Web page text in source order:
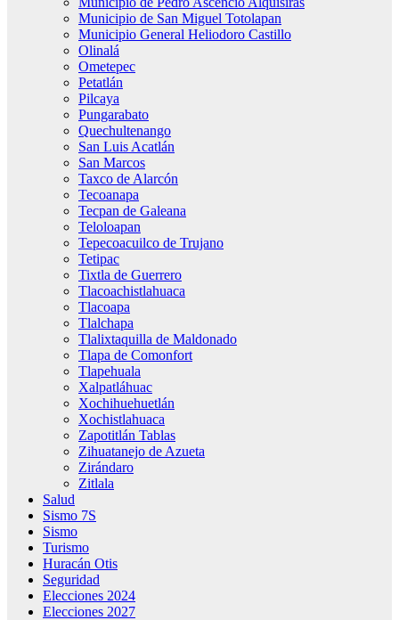
Municipio de San Miguel Totolapan
Municipio General Heliodoro Castillo
Olinalá
Ometepec
Petatlán
Pilcaya
Pungarabato
Quechultenango
San Luis Acatlán
San Marcos
Taxco de Alarcón
Tecoanapa
Tecpan de Galeana
Teloloapan
Tepecoacuilco de Trujano
Tetipac
Tixtla de Guerrero
Tlacoachistlahuaca
Tlacoapa
Tlalchapa
Tlalixtaquilla de Maldonado
Tlapa de Comonfort
Tlapehuala
Xalpatláhuac
Xochihuehuetlán
Xochistlahuaca
Zapotitlán Tablas
Zihuatanejo de Azueta
Zirándaro
Zitlala
Salud
Sismo 7S
Sismo
Turismo
Huracán Otis
Seguridad
Elecciones 2024
Elecciones 2027